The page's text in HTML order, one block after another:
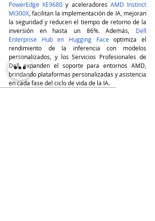
PowerEdge XE9680 y aceleradores AMD Instinct
MI300X, facilitan la implementación de IA, mejoran
la seguridad y reducen el tiempo de retorno de la
inversión en hasta un 86%. Además, Dell
Enterprise Hub en Hugging Face optimiza el
rendimiento de la inferencia con modelos
personalizados, y los Servicios Profesionales de
Dell expanden el soporte para entornos AMD,
brindando plataformas personalizadas y asistencia
en cada fase del ciclo de vida de la IA.